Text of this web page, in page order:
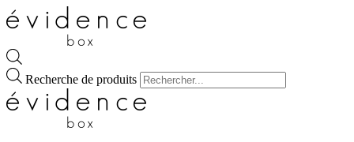
Recherche de produits